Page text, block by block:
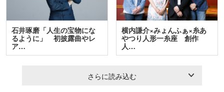
石井琢磨「人生の宝物にな
るように」 初披露曲やレ
ア…
横内謙介×みょんふぁ×糸あ
やつり人形一糸座 創作
人…
さらに読み込む